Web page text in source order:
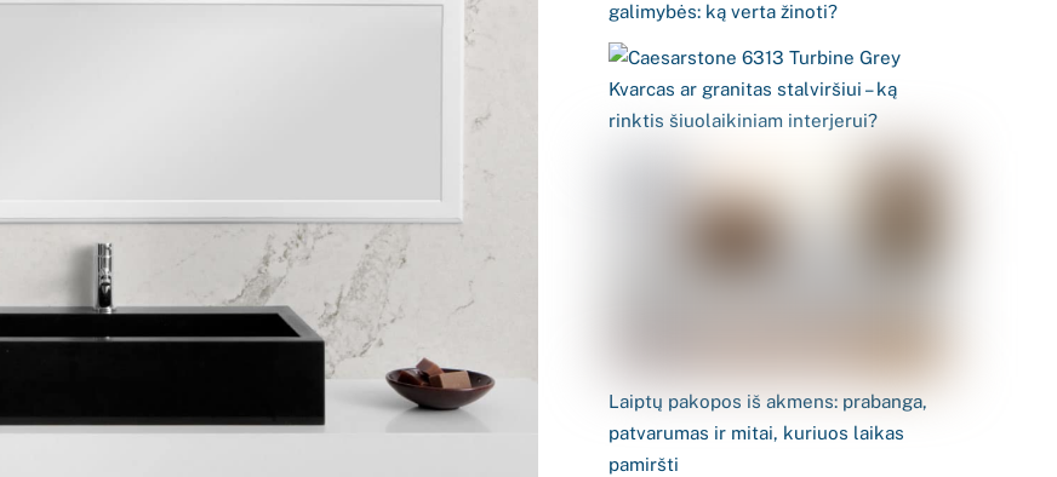
galimybės: ką verta žinoti?
Kvarcas ar granitas stalviršiui – ką
rinktis šiuolaikiniam interjerui?
Laiptų pakopos iš akmens: prabanga,
patvarumas ir mitai, kuriuos laikas
pamiršti